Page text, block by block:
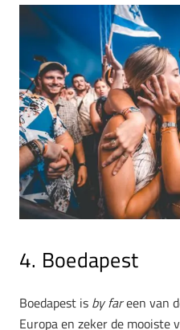
4. Boedapest
Boedapest is by fareen van
Europa en zeker de mooiste